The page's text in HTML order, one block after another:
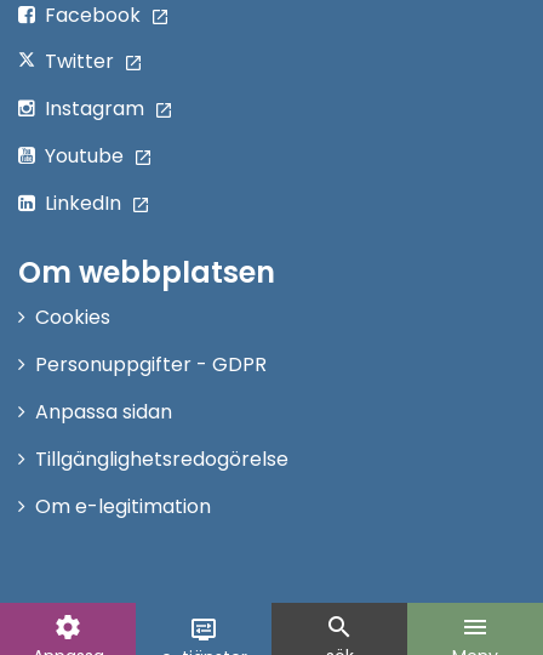
settings display_settings search menu
Facebook
Twitter
Instagram
Youtube
LinkedIn
Om webbplatsen
Cookies
Personuppgifter - GDPR
Anpassa sidan
Tillgänglighetsredogörelse
Om e-legitimation